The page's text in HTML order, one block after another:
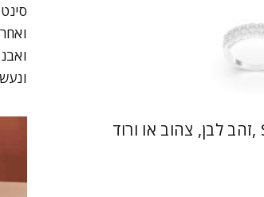
טבעת נישואים משובצת 3 שורות- Shira ,זהב לבן, צהוב או ורוד